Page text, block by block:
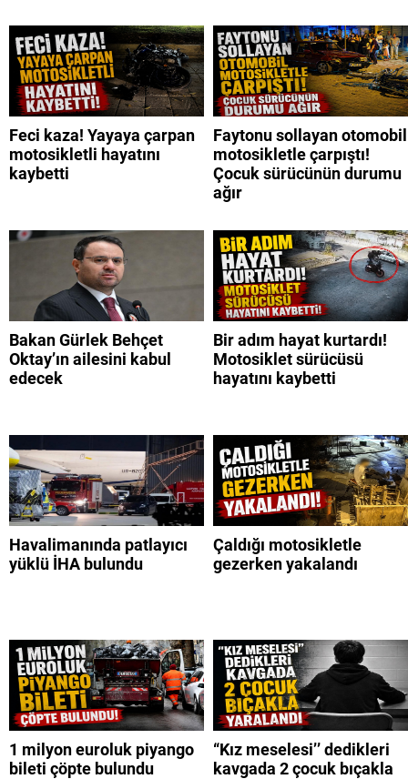
Feci kaza! Yayaya çarpan
motosikletli hayatını
kaybetti
Faytonu sollayan otomobil
motosikletle çarpıştı!
Çocuk sürücünün durumu
ağır
Bakan Gürlek Behçet
Oktay’ın ailesini kabul
edecek
Bir adım hayat kurtardı!
Motosiklet sürücüsü
hayatını kaybetti
Havalimanında patlayıcı
yüklü İHA bulundu
Çaldığı motosikletle
gezerken yakalandı
1 milyon euroluk piyango
bileti çöpte bulundu
“Kız meselesi’’ dedikleri
kavgada 2 çocuk bıçakla